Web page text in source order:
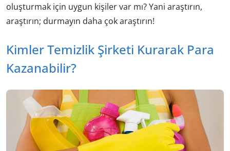
oluşturmak için uygun kişiler var mı? Yani araştırın,
araştırın; durmayın daha çok araştırın!
Kimler Temizlik Şirketi Kurarak Para
Kazanabilir?